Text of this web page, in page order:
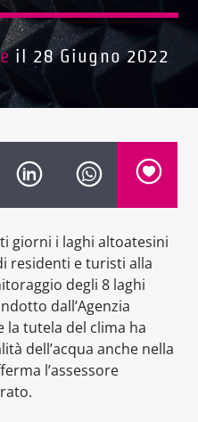
il 28 Giugno 2022
giorni i laghi altoatesini
residenti e turisti alla
degli 8 laghi
dall’Agenzia
la tutela del clima ha
dell’acqua anche nella
l’assessore